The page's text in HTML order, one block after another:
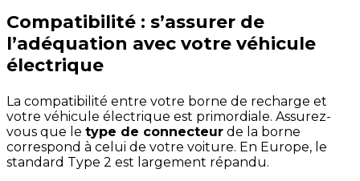
Compatibilité : s’assurer de
l’adéquation avec votre véhicule
électrique
La compatibilité entre votre borne de recharge et
votre véhicule électrique est primordiale. Assurez-
vous que le type de connecteur de la borne
correspond à celui de votre voiture. En Europe, le
standard Type 2 est largement répandu.